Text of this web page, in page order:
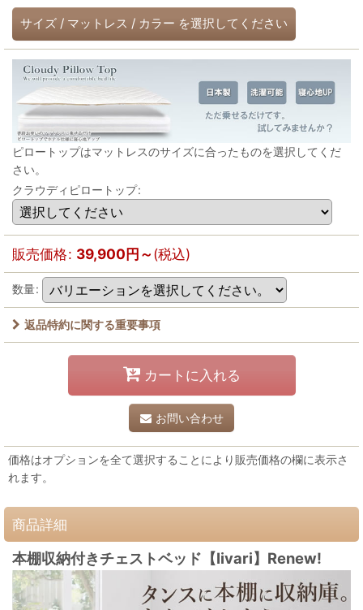
サイズ / マットレス / カラー を選択してください
ピロートップはマットレスのサイズに合ったものを選択してくだ
さい。
クラウディピロートップ:
販売価格: 39,900円～(税込)
数量:
返品特約に関する重要事項
カートに入れる
お問い合わせ
価格はオプションを全て選択することにより販売価格の欄に表示さ
れます。
商品詳細
本棚収納付きチェストベッド【Iivari】Renew!